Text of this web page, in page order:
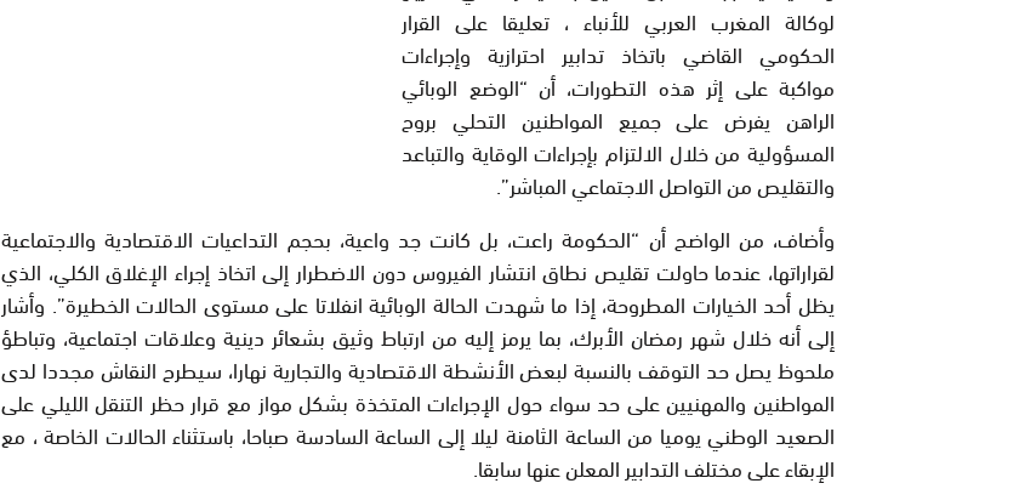
لوكالة المغرب العربي للأنباء ، تعليقا على القرار
الحكومي القاضي باتخاذ تدابير احترازية وإجراءات
مواكبة على إثر هذه التطورات، أن “الوضع الوبائي
الراهن يفرض على جميع المواطنين التحلي بروح
المسؤولية من خلال الالتزام بإجراءات الوقاية والتباعد
والتقليص من التواصل الاجتماعي المباشر”.
وأضاف، من الواضح أن “الحكومة راعت، بل كانت جد واعية، بحجم التداعيات الاقتصادية والاجتماعية
لقراراتها، عندما حاولت تقليص نطاق انتشار الفيروس دون الاضطرار إلى اتخاذ إجراء الإغلاق الكلي، الذي
يظل أحد الخيارات المطروحة، إذا ما شهدت الحالة الوبائية انفلاتا على مستوى الحالات الخطيرة”. وأشار
إلى أنه خلال شهر رمضان الأبرك، بما يرمز إليه من ارتباط وثيق بشعائر دينية وعلاقات اجتماعية، وتباطؤ
ملحوظ يصل حد التوقف بالنسبة لبعض الأنشطة الاقتصادية والتجارية نهارا، سيطرح النقاش مجددا لدى
المواطنين والمهنيين على حد سواء حول الإجراءات المتخذة بشكل مواز مع قرار حظر التنقل الليلي على
الصعيد الوطني يوميا من الساعة الثامنة ليلا إلى الساعة السادسة صباحا، باستثناء الحالات الخاصة ، مع
الإبقاء على مختلف التدابير المعلن عنها سابقا.